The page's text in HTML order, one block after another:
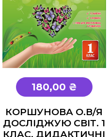
180,00 ₴
КОРШУНОВА О.В/Я
ДОСЛІДЖУЮ СВІТ. 1
КЛАС. ДИДАКТИЧНІ